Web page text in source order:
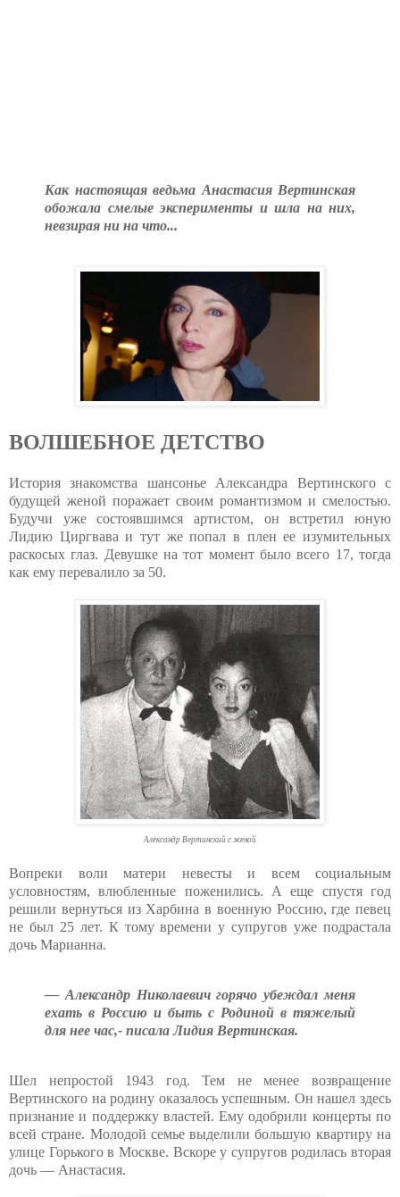
Как настоящая ведьма Анастасия Вертинская
обожала смелые эксперименты и шла на них,
невзирая ни на что...
ВОЛШЕБНОЕ ДЕТСТВО
История знакомства шансонье Александра Вертинского с
будущей женой поражает своим романтизмом и смелостью.
Будучи уже состоявшимся артистом, он встретил юную
Лидию Циргвава и тут же попал в плен ее изумительных
раскосых глаз. Девушке на тот момент было всего 17, тогда
как ему перевалило за 50.
Александр Вертинский с женой
Вопреки воли матери невесты и всем социальным
условностям, влюбленные поженились. А еще спустя год
решили вернуться из Харбина в военную Россию, где певец
не был 25 лет. К тому времени у супругов уже подрастала
дочь Марианна.
— Александр Николаевич горячо убеждал меня
ехать в Россию и быть с Родиной в тяжелый
для нее час,- писала Лидия Вертинская.
Шел непростой 1943 год. Тем не менее возвращение
Вертинского на родину оказалось успешным. Он нашел здесь
признание и поддержку властей. Ему одобрили концерты по
всей стране. Молодой семье выделили большую квартиру на
улице Горького в Москве. Вскоре у супругов родилась вторая
дочь — Анастасия.